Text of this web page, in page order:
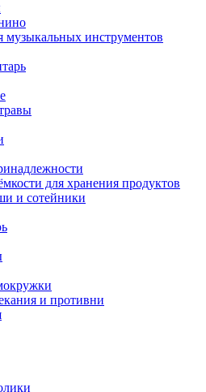
музыкальных инструментов
для хранения продуктов
и сотейники
и противни